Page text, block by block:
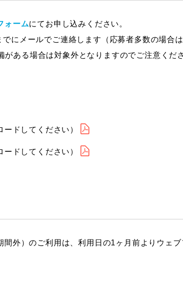
ォームにてお申し込みください。
にメールでご連絡します（応募者多数の場合
がある場合は対象外となりますのでご注意くだ
ドしてください）
ドしてください）
外）のご利用は、利用日の1ヶ月前よりウェブ